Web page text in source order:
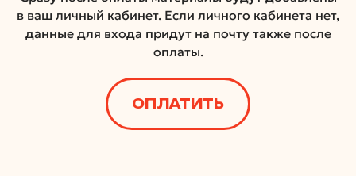
в ваш личный кабинет. Если личного кабинета нет,
данные для входа придут на почту также после
оплаты.
ОПЛАТИТЬ